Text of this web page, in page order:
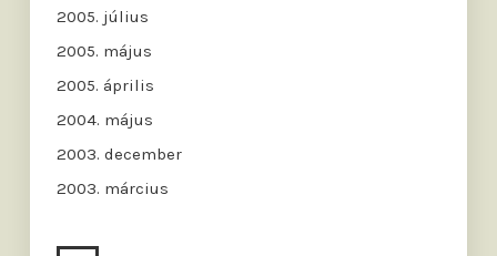
2005. július
2005. május
2005. április
2004. május
2003. december
2003. március